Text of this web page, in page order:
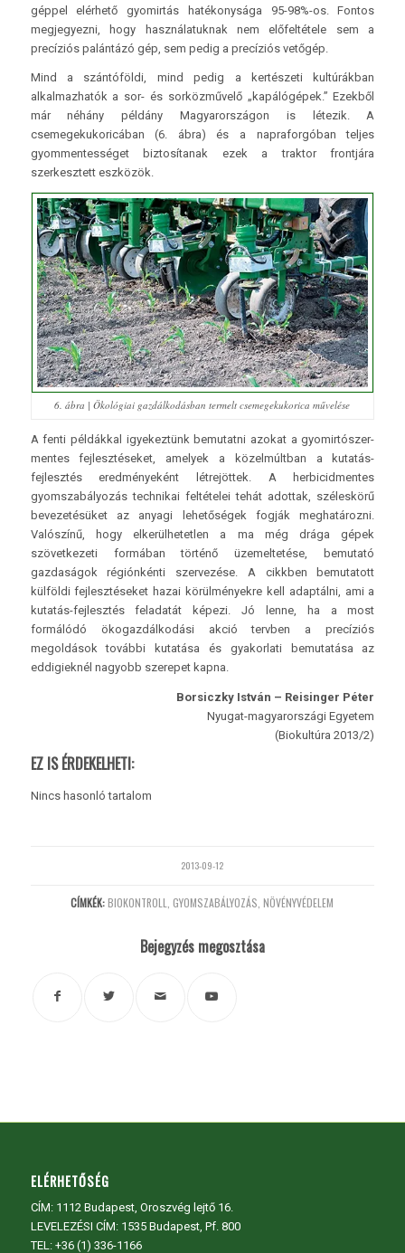
géppel elérhető gyomirtás hatékonysága 95-98%-os. Fontos
megjegyezni, hogy használatuknak nem előfeltétele sem a
precíziós palántázó gép, sem pedig a precíziós vetőgép.
Mind a szántóföldi, mind pedig a kertészeti kultúrákban
alkalmazhatók a sor- és sorközművelő „kapálógépek.” Ezekből
már néhány példány Magyarországon is létezik. A
csemegekukoricában (6. ábra) és a napraforgóban teljes
gyommentességet biztosítanak ezek a traktor frontjára
szerkesztett eszközök.
6. ábra | Ökológiai gazdálkodásban termelt csemegekukorica művelése
A fenti példákkal igyekeztünk bemutatni azokat a gyomirtószer-
mentes fejlesztéseket, amelyek a közelmúltban a kutatás-
fejlesztés eredményeként létrejöttek. A herbicidmentes
gyomszabályozás technikai feltételei tehát adottak, széleskörű
bevezetésüket az anyagi lehetőségek fogják meghatározni.
Valószínű, hogy elkerülhetetlen a ma még drága gépek
szövetkezeti formában történő üzemeltetése, bemutató
gazdaságok régiónkénti szervezése. A cikkben bemutatott
külföldi fejlesztéseket hazai körülményekre kell adaptálni, ami a
kutatás-fejlesztés feladatát képezi. Jó lenne, ha a most
formálódó ökogazdálkodási akció tervben a precíziós
megoldások további kutatása és gyakorlati bemutatása az
eddigieknél nagyobb szerepet kapna.
Borsiczky István – Reisinger Péter
Nyugat-magyarországi Egyetem
(Biokultúra 2013/2)
EZ IS ÉRDEKELHETI:
Nincs hasonló tartalom
2013-09-12
CÍMKÉK: BIOKONTROLL GYOMSZABÁLYOZÁS NÖVÉNYVÉDELEM
Bejegyzés megosztása
ELÉRHETŐSÉG
CÍM: 1112 Budapest, Oroszvég lejtő 16.
LEVELEZÉSI CÍM: 1535 Budapest, Pf. 800
TEL: +36 (1) 336-1166